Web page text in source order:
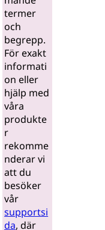
termer
och
begrepp.
För exakt
informati
on eller
hjälp med
våra
produkte
r
rekomme
nderar vi
att du
besöker
vår
supportsi
da, där